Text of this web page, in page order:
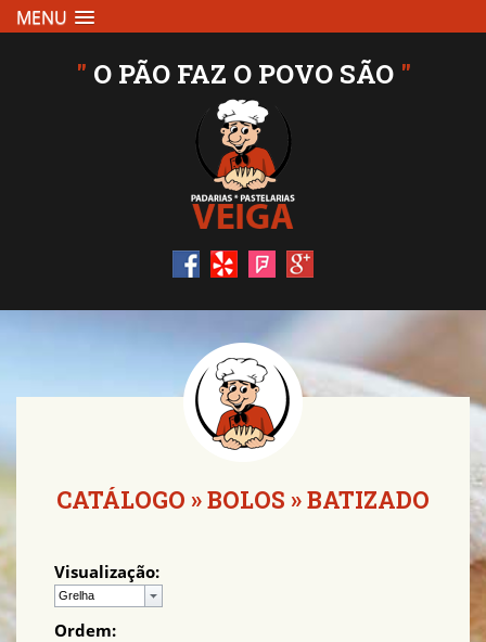
MENU
" O PÃO FAZ O POVO SÃO "
CATÁLOGO »BOLOS »BATIZADO
Visualização:
Ordem: